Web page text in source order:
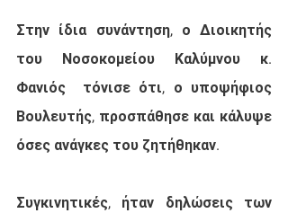
Στην ίδια συνάντηση, ο Διοικητής
του Νοσοκομείου Καλύμνου κ.
Φανιός  τόνισε ότι, ο υποψήφιος
Βουλευτής, προσπάθησε και κάλυψε
όσες ανάγκες του ζητήθηκαν.
Συγκινητικές, ήταν δηλώσεις των